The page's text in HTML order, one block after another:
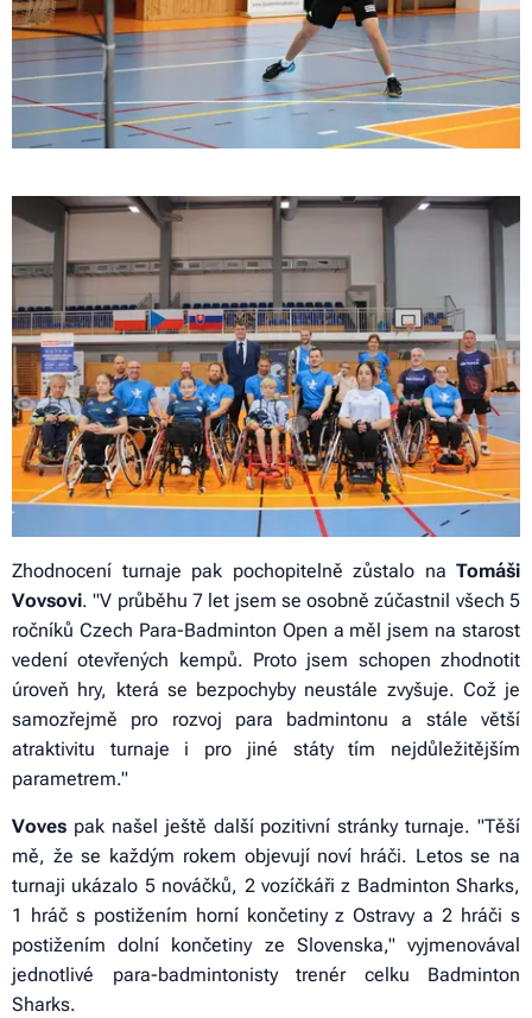
Zhodnocení turnaje pak pochopitelně zůstalo na Tomáši
Vovsovi. "V průběhu 7 let jsem se osobně zúčastnil všech 5
ročníků Czech Para-Badminton Open a měl jsem na starost
vedení otevřených kempů. Proto jsem schopen zhodnotit
úroveň hry, která se bezpochyby neustále zvyšuje. Což je
samozřejmě pro rozvoj para badmintonu a stále větší
atraktivitu turnaje i pro jiné státy tím nejdůležitějším
parametrem."
Voves pak našel ještě další pozitivní stránky turnaje. "Těší
mě, že se každým rokem objevují noví hráči. Letos se na
turnaji ukázalo 5 nováčků, 2 vozíčkáři z Badminton Sharks,
1 hráč s postižením horní končetiny z Ostravy a 2 hráči s
postižením dolní končetiny ze Slovenska," vyjmenovával
jednotlivé para-badmintonisty trenér celku Badminton
Sharks.